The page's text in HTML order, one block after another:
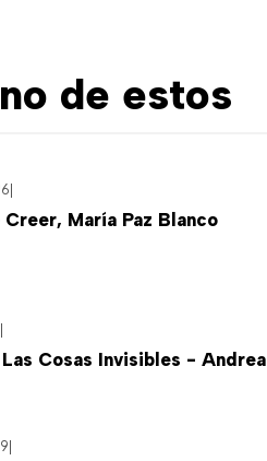
de estos
Creer, María Paz Blanco
|
Cosas Invisibles - Andrea